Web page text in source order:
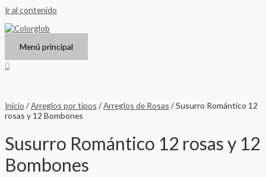
Ir al contenido
Menú principal
0
Inicio /Arreglos por tipos /Arreglos de Rosas / Susurro Romántico 12
rosas y 12 Bombones
Susurro Romántico 12 rosas y 12
Bombones